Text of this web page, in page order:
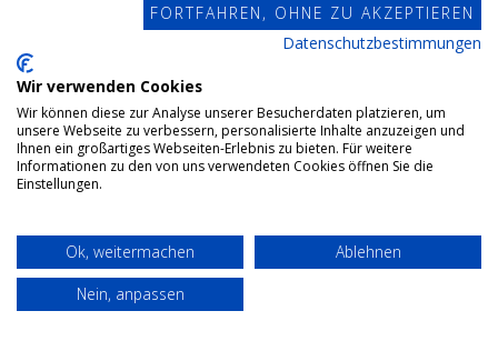
FORTFAHREN, OHNE ZU AKZEPTIEREN
Datenschutzbestimmungen
Wir verwenden Cookies
Wir können diese zur Analyse unserer Besucherdaten platzieren, um
unsere Webseite zu verbessern, personalisierte Inhalte anzuzeigen und
Ihnen ein großartiges Webseiten-Erlebnis zu bieten. Für weitere
Informationen zu den von uns verwendeten Cookies öffnen Sie die
Einstellungen.
Ok, weitermachen
Ablehnen
Nein, anpassen